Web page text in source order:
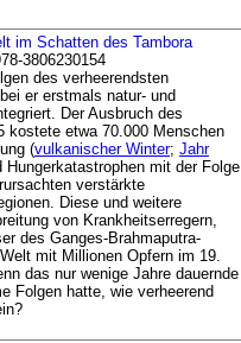
im Schatten des Tambora
3806230154
des verheerendsten
er erstmals natur- und
Der Ausbruch des
kostete etwa 70.000 Menschen
(vulkanischer Winter; Jahr
mit der Folge
verstärkte
Diese und weitere
von Krankheitserregern,
des Ganges-Brahmaputra-
mit Millionen Opfern im 19.
das nur wenige Jahre dauernde
Folgen hatte, wie verheerend